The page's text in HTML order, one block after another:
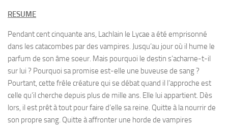
RESUME
Pendant cent cinquante ans, Lachlain le Lycae a été emprisonné
dans les catacombes par des vampires. Jusqu’au jour où il hume le
parfum de son âme soeur. Mais pourquoi le destin s’acharne-t-il
sur lui ? Pourquoi sa promise est-elle une buveuse de sang ?
Pourtant, cette frêle créature qui se débat quand il l’approche est
celle qu’il cherche depuis plus de mille ans. Elle lui appartient. Dès
lors, il est prêt à tout pour faire d’elle sa reine. Quitte à la nourrir de
son propre sang. Quitte à affronter une horde de vampires